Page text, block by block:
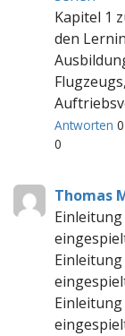
Kapitel 1
den
Antworten 0
0
Thomas